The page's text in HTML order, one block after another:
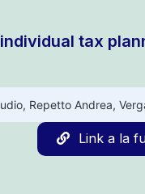
tax
, Repetto Andrea,
Link a la